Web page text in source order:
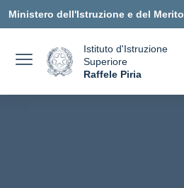
Ministero dell'Istruzione e del Merito
Istituto d'Istruzione
Superiore
Raffele Piria